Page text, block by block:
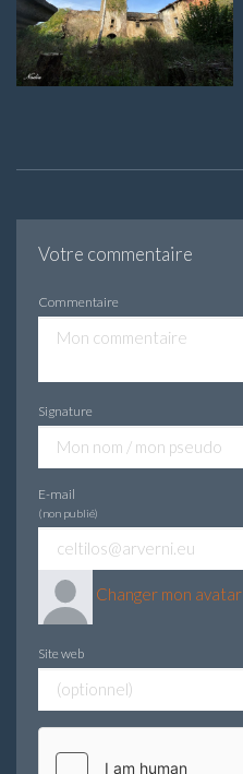
Votre commentaire
Commentaire
Signature
E-mail
(non publié)
Changer mon avatar
Site web